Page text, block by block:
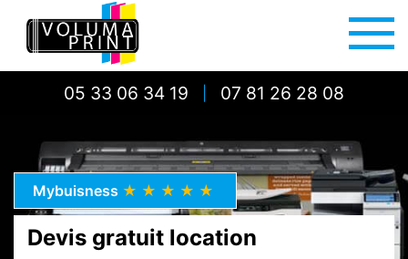
05 33 06 34 19 07 81 26 28 08
Mybuisness ★★★★★
Devis gratuit location